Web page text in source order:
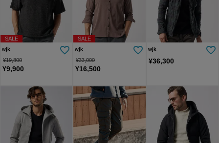
SALE
wjk
¥19,800
¥9,900
SALE
wjk
¥33,000
¥16,500
wjk
¥36,300